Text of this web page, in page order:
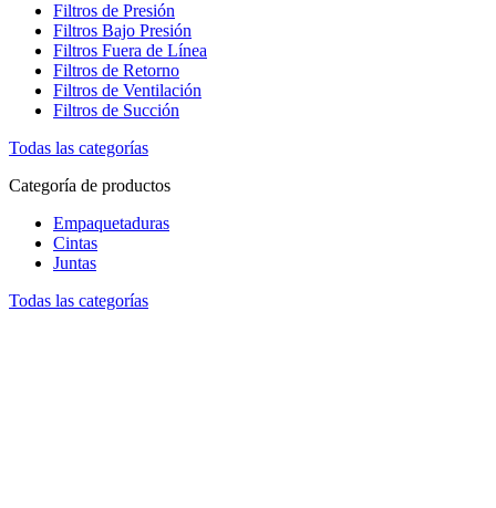
Filtros de Presión
Filtros Bajo Presión
Filtros Fuera de Línea
Filtros de Retorno
Filtros de Ventilación
Filtros de Succión
Todas las categorías
Categoría de productos
Empaquetaduras
Cintas
Juntas
Todas las categorías